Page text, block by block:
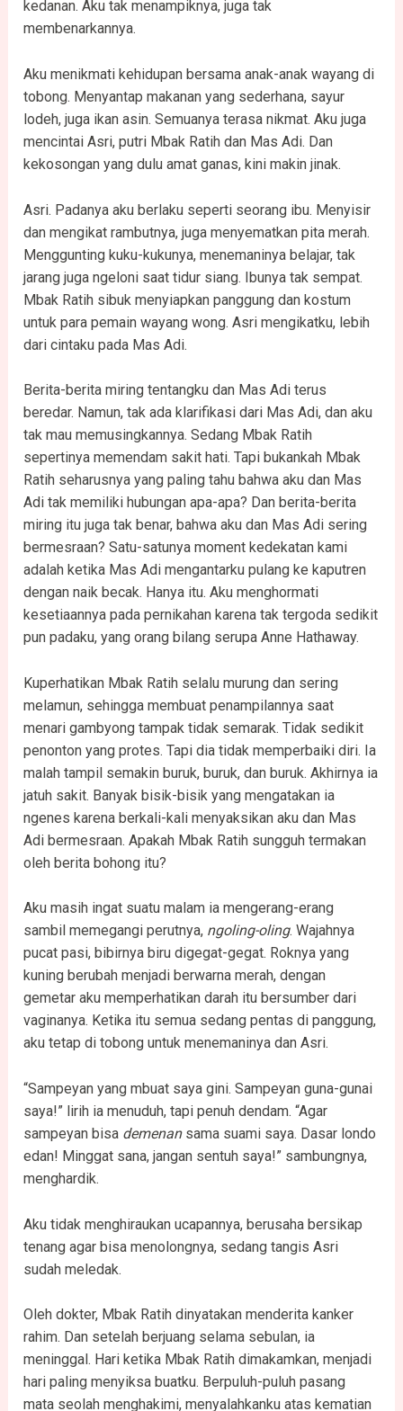
kedanan. Aku tak menampiknya, juga tak
membenarkannya.
Aku menikmati kehidupan bersama anak-anak wayang di
tobong. Menyantap makanan yang sederhana, sayur
lodeh, juga ikan asin. Semuanya terasa nikmat. Aku juga
mencintai Asri, putri Mbak Ratih dan Mas Adi. Dan
kekosongan yang dulu amat ganas, kini makin jinak.
Asri. Padanya aku berlaku seperti seorang ibu. Menyisir
dan mengikat rambutnya, juga menyematkan pita merah.
Menggunting kuku-kukunya, menemaninya belajar, tak
jarang juga ngeloni saat tidur siang. Ibunya tak sempat.
Mbak Ratih sibuk menyiapkan panggung dan kostum
untuk para pemain wayang wong. Asri mengikatku, lebih
dari cintaku pada Mas Adi.
Berita-berita miring tentangku dan Mas Adi terus
beredar. Namun, tak ada klarifikasi dari Mas Adi, dan aku
tak mau memusingkannya. Sedang Mbak Ratih
sepertinya memendam sakit hati. Tapi bukankah Mbak
Ratih seharusnya yang paling tahu bahwa aku dan Mas
Adi tak memiliki hubungan apa-apa? Dan berita-berita
miring itu juga tak benar, bahwa aku dan Mas Adi sering
bermesraan? Satu-satunya moment kedekatan kami
adalah ketika Mas Adi mengantarku pulang ke kaputren
dengan naik becak. Hanya itu. Aku menghormati
kesetiaannya pada pernikahan karena tak tergoda sedikit
pun padaku, yang orang bilang serupa Anne Hathaway.
Kuperhatikan Mbak Ratih selalu murung dan sering
melamun, sehingga membuat penampilannya saat
menari gambyong tampak tidak semarak. Tidak sedikit
penonton yang protes. Tapi dia tidak memperbaiki diri. Ia
malah tampil semakin buruk, buruk, dan buruk. Akhirnya ia
jatuh sakit. Banyak bisik-bisik yang mengatakan ia
ngenes karena berkali-kali menyaksikan aku dan Mas
Adi bermesraan. Apakah Mbak Ratih sungguh termakan
oleh berita bohong itu?
Aku masih ingat suatu malam ia mengerang-erang
sambil memegangi perutnya, ngoling-oling. Wajahnya
pucat pasi, bibirnya biru digegat-gegat. Roknya yang
kuning berubah menjadi berwarna merah, dengan
gemetar aku memperhatikan darah itu bersumber dari
vaginanya. Ketika itu semua sedang pentas di panggung,
aku tetap di tobong untuk menemaninya dan Asri.
“Sampeyan yang mbuat saya gini. Sampeyan guna-gunai
saya!” lirih ia menuduh, tapi penuh dendam. “Agar
sampeyan bisa demenansama suami saya. Dasar londo
edan! Minggat sana, jangan sentuh saya!” sambungnya,
menghardik.
Aku tidak menghiraukan ucapannya, berusaha bersikap
tenang agar bisa menolongnya, sedang tangis Asri
sudah meledak.
Oleh dokter, Mbak Ratih dinyatakan menderita kanker
rahim. Dan setelah berjuang selama sebulan, ia
meninggal. Hari ketika Mbak Ratih dimakamkan, menjadi
hari paling menyiksa buatku. Berpuluh-puluh pasang
mata seolah menghakimi, menyalahkanku atas kematian